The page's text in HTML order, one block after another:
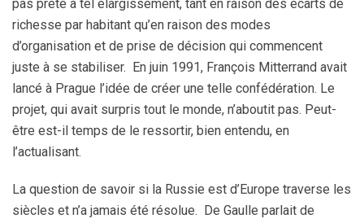
pas prête à tel élargissement, tant en raison des écarts de
richesse par habitant qu’en raison des modes
d’organisation et de prise de décision qui commencent
juste à se stabiliser. En juin 1991, François Mitterrand avait
lancé à Prague l’idée de créer une telle confédération. Le
projet, qui avait surpris tout le monde, n’aboutit pas. Peut-
être est-il temps de le ressortir, bien entendu, en
l’actualisant.
La question de savoir si la Russie est d’Europe traverse les
siècles et n’a jamais été résolue. De Gaulle parlait de